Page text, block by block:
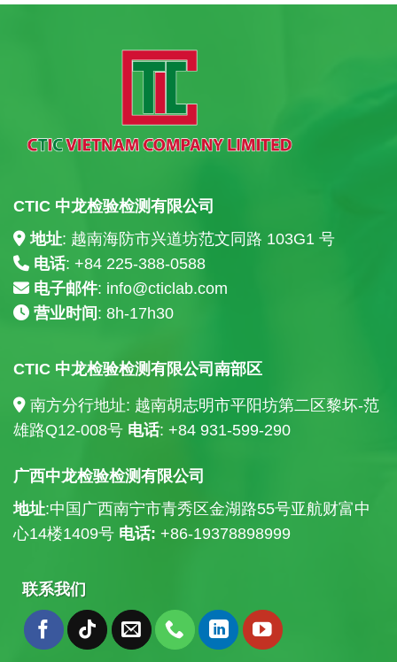
CTIC 中龙检验检测有限公司
地址: 越南海防市兴道坊范文同路 103G1 号
电话: +84 225-388-0588
电子邮件: info@cticlab.com
营业时间 : 8h-17h30
CTIC 中龙检验检测有限公司南部区
南方分行地址: 越南胡志明市平阳坊第二区黎坏-范
雄路Q12-008号 电话: +84 931-599-290
广西中龙检验检测有限公司
地址:中国广西南宁市青秀区金湖路55号亚航财富中
心14楼1409号 电话: +86-19378898999
联系我们